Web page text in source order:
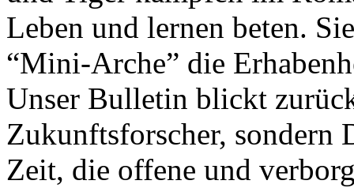
Leben und lernen beten.
“Mini-Arche” die
Unser Bulletin blickt
Zukunftsforscher, sondern
Zeit, die offene und